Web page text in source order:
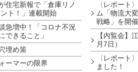
住宅新報で「倉庫リノ
ト！」連載開始
急増中！「コロナ不況
できること」
埋め策
ーマーの限界
〈レポート
ム「物流大
戦略」を開
【内覧会】
月7日）
〈レポート
ました！